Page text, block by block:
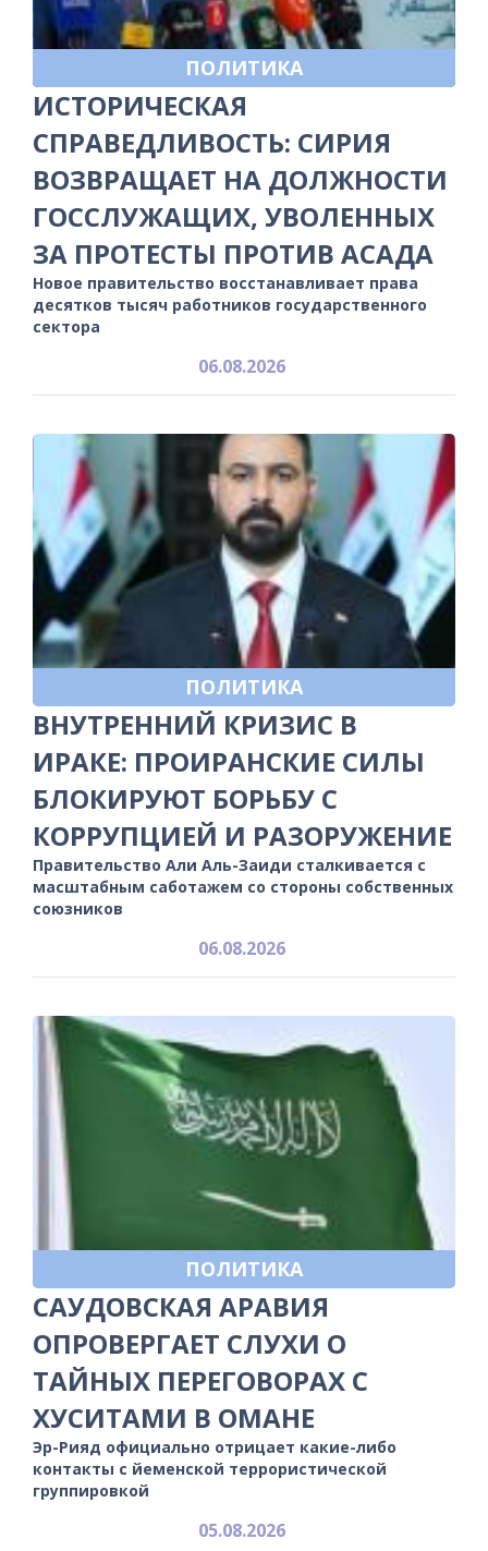
ПОЛИТИКА
ИСТОРИЧЕСКАЯ
СПРАВЕДЛИВОСТЬ: СИРИЯ
ВОЗВРАЩАЕТ НА ДОЛЖНОСТИ
ГОССЛУЖАЩИХ, УВОЛЕННЫХ
ЗА ПРОТЕСТЫ ПРОТИВ АСАДА
Новое правительство восстанавливает права
десятков тысяч работников государственного
сектора
06.08.2026
ПОЛИТИКА
ВНУТРЕННИЙ КРИЗИС В
ИРАКЕ: ПРОИРАНСКИЕ СИЛЫ
БЛОКИРУЮТ БОРЬБУ С
КОРРУПЦИЕЙ И РАЗОРУЖЕНИЕ
Правительство Али Аль-Заиди сталкивается с
масштабным саботажем со стороны собственных
союзников
06.08.2026
ПОЛИТИКА
САУДОВСКАЯ АРАВИЯ
ОПРОВЕРГАЕТ СЛУХИ О
ТАЙНЫХ ПЕРЕГОВОРАХ С
ХУСИТАМИ В ОМАНЕ
Эр-Рияд официально отрицает какие-либо
контакты с йеменской террористической
группировкой
05.08.2026